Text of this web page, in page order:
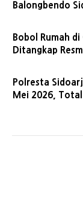
Balongbendo
Bobol Rumah
Ditangkap
Polresta
Mei 2026,